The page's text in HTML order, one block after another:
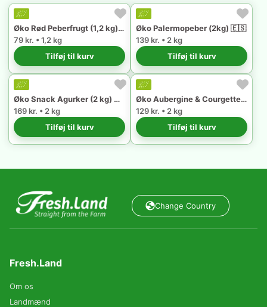
Øko Rød Peberfrugt (1,2 kg) 🇪🇸
79 kr. • 1,2 kg
Tilføj til kurv
Øko Palermopeber (2kg) 🇪🇸
139 kr. • 2 kg
Tilføj til kurv
Øko Snack Agurker (2 kg) 🇪🇸
169 kr. • 2 kg
Tilføj til kurv
Øko Aubergine & Courgette (2kg)🇪🇸
129 kr. • 2 kg
Tilføj til kurv
Change Country
Fresh.Land
Om os
Landmænd